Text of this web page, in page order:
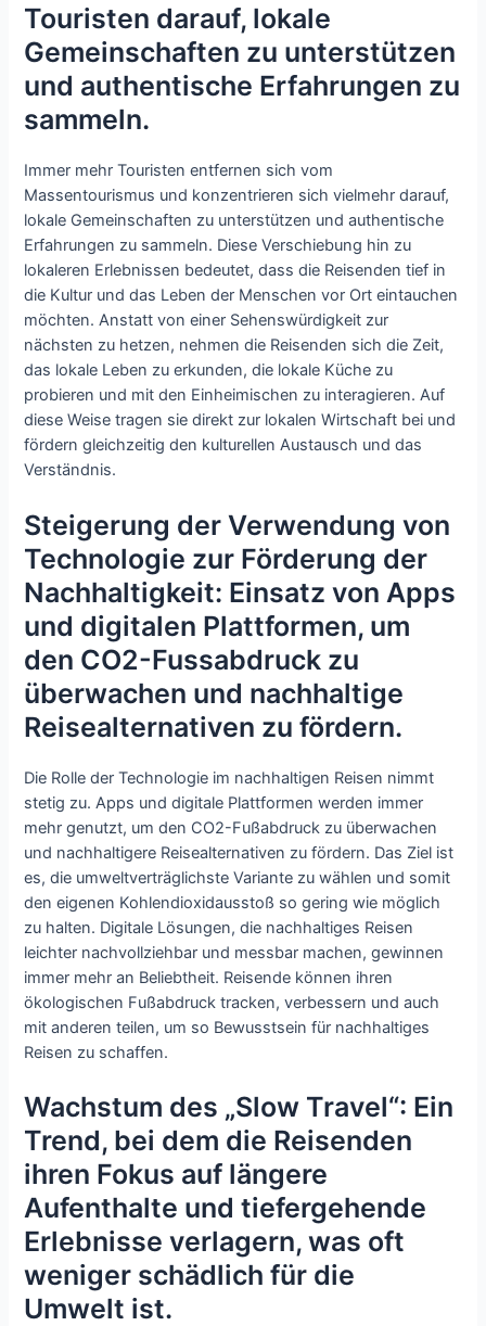
Touristen darauf, lokale
Gemeinschaften zu unterstützen
und authentische Erfahrungen zu
sammeln.
Immer mehr Touristen entfernen sich vom
Massentourismus und konzentrieren sich vielmehr darauf,
lokale Gemeinschaften zu unterstützen und authentische
Erfahrungen zu sammeln. Diese Verschiebung hin zu
lokaleren Erlebnissen bedeutet, dass die Reisenden tief in
die Kultur und das Leben der Menschen vor Ort eintauchen
möchten. Anstatt von einer Sehenswürdigkeit zur
nächsten zu hetzen, nehmen die Reisenden sich die Zeit,
das lokale Leben zu erkunden, die lokale Küche zu
probieren und mit den Einheimischen zu interagieren. Auf
diese Weise tragen sie direkt zur lokalen Wirtschaft bei und
fördern gleichzeitig den kulturellen Austausch und das
Verständnis.
Steigerung der Verwendung von
Technologie zur Förderung der
Nachhaltigkeit: Einsatz von Apps
und digitalen Plattformen, um
den CO2-Fussabdruck zu
überwachen und nachhaltige
Reisealternativen zu fördern.
Die Rolle der Technologie im nachhaltigen Reisen nimmt
stetig zu. Apps und digitale Plattformen werden immer
mehr genutzt, um den CO2-Fußabdruck zu überwachen
und nachhaltigere Reisealternativen zu fördern. Das Ziel ist
es, die umweltverträglichste Variante zu wählen und somit
den eigenen Kohlendioxidausstoß so gering wie möglich
zu halten. Digitale Lösungen, die nachhaltiges Reisen
leichter nachvollziehbar und messbar machen, gewinnen
immer mehr an Beliebtheit. Reisende können ihren
ökologischen Fußabdruck tracken, verbessern und auch
mit anderen teilen, um so Bewusstsein für nachhaltiges
Reisen zu schaffen.
Wachstum des „Slow Travel“: Ein
Trend, bei dem die Reisenden
ihren Fokus auf längere
Aufenthalte und tiefergehende
Erlebnisse verlagern, was oft
weniger schädlich für die
Umwelt ist.